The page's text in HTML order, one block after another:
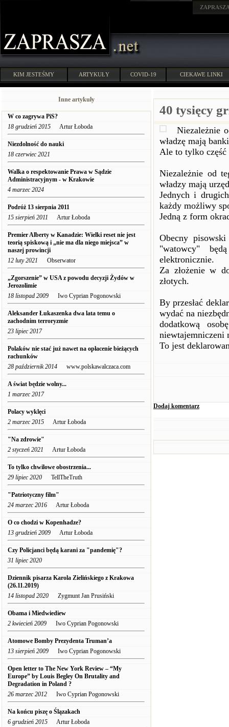
KIM JESTEŚMY ARTYKUŁY COVID-19 CIEKAWE LINKI
Inne artykuły
W co zagrywa PiS?
18 grudzień 2015 Artur Łoboda
Niezdolność do nauki
18 czerwiec 2021
Walka o respektowanie Prawa w Sądzie
Administracyjnym - w Krakowie
4 marzec 2024
Podróż 13 sierpnia 2011
15 sierpień 2011 Artur Łoboda
Premier Alberty w Kanadzie: Wielki reset nie jest
teorią spiskową i „nie ma dla niego miejsca” w
naszej prowincji
12 luty 2021 Obserwator
„Zgorszenie” w USA z powodu decyzji Żydów w
Jerozolimie
18 listopad 2009 Iwo Cyprian Pogonowski
Aleksander Łukaszenka dwa lata temu o
zachodnim terroryzmie
23 lipiec 2017
Polaków nie stać już nawet na opłacenie bieżących
rachunków
28 październik 2014 www.polskawalczaca.com
A świat będzie wolny...
1 marzec 2017
Polacy wyklęci
2 marzec 2015 Artur Łoboda
"Na zdrowie"
2 styczeń 2021 Artur Łoboda
To tylko chwilowe obostrzenia...
29 lipiec 2020 TellTheTruth
"Patriotyczny film"
24 marzec 2016 Artur Łoboda
O co chodzi w Kopenhadze?
13 grudzień 2009 Artur Łoboda
Czy Policjanci będą karani za "pandemię"?
31 lipiec 2020
Dziennik pisarza Karola Zielińskiego z Krakowa
(26.11.2019)
14 listopad 2020 Zygmunt Jan Prusiński
Obama i Miedwiediew
2 kwiecień 2009 Iwo Cyprian Pogonowski
Atomowe Bomby Prezydenta Truman’a
13 sierpień 2009 Iwo Cyprian Pogonowski
Open letter to The New York Review – “My
Europe” by Louis Begley On Brutality and
Degradation in Poland ?
26 marzec 2012 Iwo Cyprian Pogonowski
Na końcu piszę o Ślązakach
6 grudzień 2015 Artur Łoboda
40 tysięcy
Niezależnie
władzę mają
Ale to tylko część
Niezależnie od
władzy mają
Jednych i
każdy możliwy
Jedną z form
Obecny
"watowcy"
elektronicznie.
Za złożenie w
złotych.
By przesłać
wydać na
dodatkową
niewtajemniczeni
To jest
Dodaj komentarz